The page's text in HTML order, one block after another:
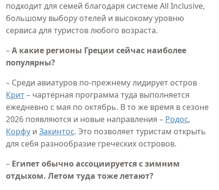
подходит для семей благодаря системе All Inclusive,
большому выбору отелей и высокому уровню
сервиса для туристов любого возраста.
–А какие регионы Греции сейчас наиболее
популярны?
– Среди авиатуров по-прежнему лидирует остров
Крит– чартерная программа туда выполняется
ежедневно с мая по октябрь. В то же время в сезоне
2026 появляются и новые направления – Родос,
Корфу и Закинтос. Это позволяет туристам открыть
для себя разнообразие греческих островов.
– Египет обычно ассоциируется с зимним
отдыхом. Летом туда тоже летают?